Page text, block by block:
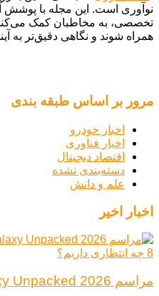
نوآوری است. این مجله با پوشش
تخصصی، به مخاطبان کمک
همراه شوند و نگاهی دقیق‌تر به
مرور بر اساس طبقه بندی
اخبار خودرو
اخبار فناوری
اقتصاد دیجیتال
دسته‌بندی نشده
علم و دانش
اخبار اخیر
مراسم Galaxy Unpacked 2026